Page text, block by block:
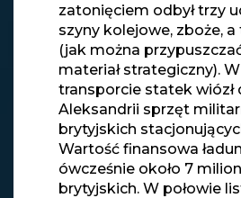
zatonięciem odbył trzy
szyny kolejowe, zboże,
(jak można
materiał strategiczny).
transporcie statek wiózł
Aleksandrii sprzęt
brytyjskich
Wartość finansowa
ówcześnie około 7
brytyjskich. W połowie